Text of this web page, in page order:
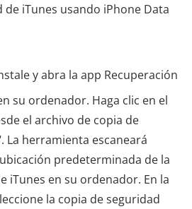
de iTunes usando iPhone Data
y abra la app Recuperación
su ordenador. Haga clic en el
el archivo de copia de
La herramienta escaneará
predeterminada de la
iTunes en su ordenador. En la
la copia de seguridad